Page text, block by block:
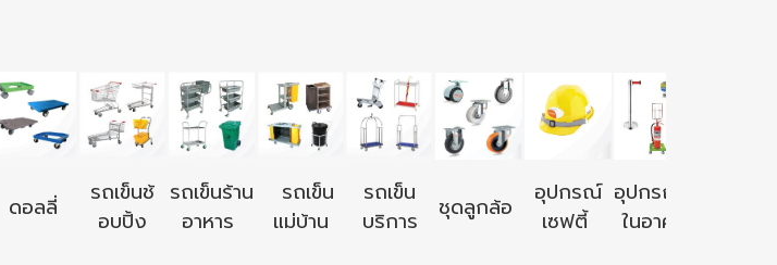
ดอลลี่
รถเข็นช้
อบปิ้ง
รถเข็นร้าน
อาหาร
รถเข็น
แม่บ้าน
รถเข็น
บริการ
ชุดลูกล้อ
อุปกรณ์
เซฟตี้
อุปกรณ์ใช้
ในอาคาร